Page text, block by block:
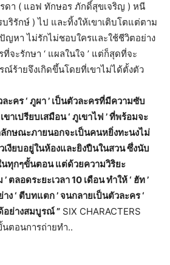
รดา ( แอฟ ทักษอร ภักดิ์สุขเจริญ ) หนี
รักษ์ ) ไป และทิ้งให้เขาเติบโตแต่ตาม
ญหา ไม่รักไม่ชอบใครและใช้ชีวิตอย่าง
จะรักษา ‘ แผลในใจ ’ แต่ก็สุดที่จะ
ณ์ร้ายจึงเกิดขึ้นโดยที่เขาไม่ได้ตั้งตัว
ละคร ‘ ภูผา ’ เป็นตัวละครที่มีความซับ
าเปรียบเสมือน ‘ ภูเขาไฟ ’ ที่พร้อมจะ
ลักษณะภายนอกจะเป็นคนหยิ่งทะนงไม่
งียบอยู่ในห้องและยิงปืนในสวน ซึ่งนับ
นทุกๆขั้นตอน แต่ด้วยความวิริยะ
ตลอดระยะเวลา 10 เดือน ทำให้ ‘ ฮัท ’
‘ ตีบทแตก ’ จนกลายเป็นตัวละคร ‘
อย่างสมบูรณ์ ” SIX CHARACTERS
ตอนการถ่ายทำ..